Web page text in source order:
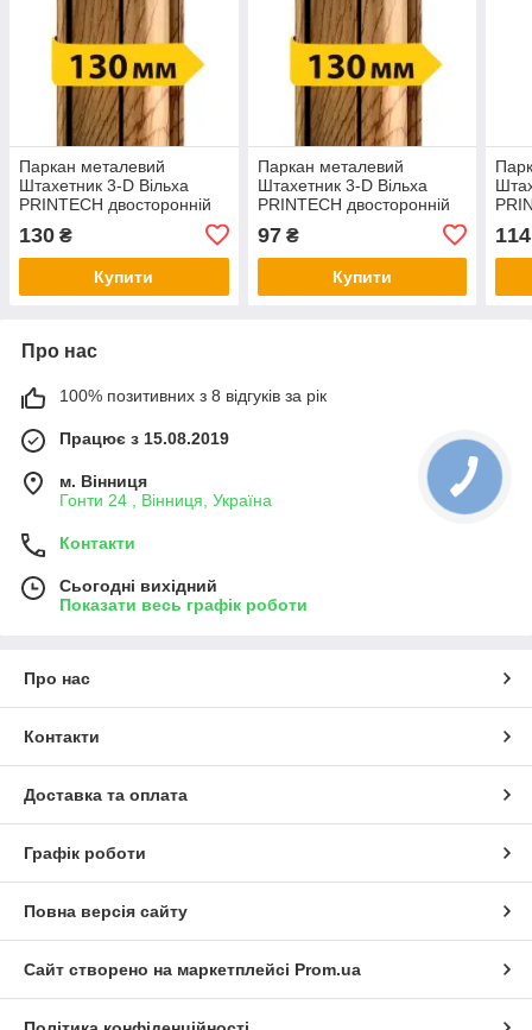
Паркан металевий
Штахетник 3-D Вільха
PRINTECH двосторонній
130 євроштахетник під
дерево
130 ₴
Купити
Паркан металевий
Штахетник 3-D Вільха
PRINTECH двосторонній
130 євроштахетник під
дерево
97₴
Купити
130
114
Про нас
100% позитивних з 8 відгуків за рік
Працює з 15.08.2019
м. Вінниця
Гонти 24 , Вінниця, Україна
Контакти
Сьогодні вихідний
Показати весь графік роботи
Про нас
Контакти
Доставка та оплата
Графік роботи
Повна версія сайту
Сайт створено на маркетплейсі Prom.ua